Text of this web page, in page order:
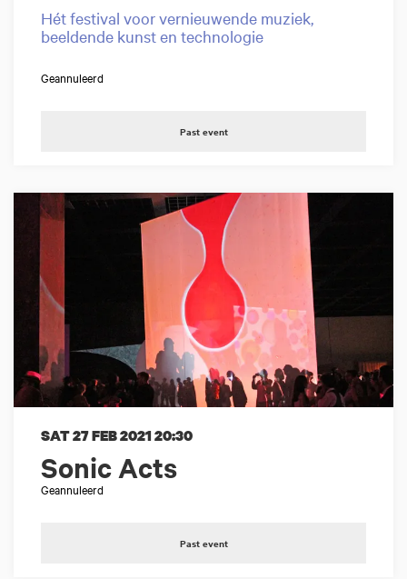
Hét festival voor vernieuwende muziek,
beeldende kunst en technologie
Geannuleerd
Past event
Sonic Acts
SAT 27 FEB 202120:30
Geannuleerd
Past event